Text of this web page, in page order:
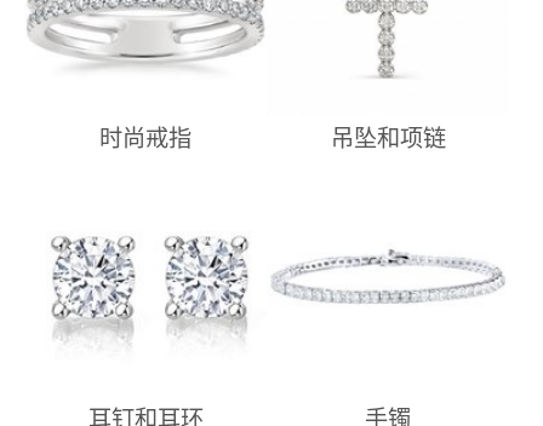
时尚戒指 吊坠和项链
耳钉和耳环 手镯